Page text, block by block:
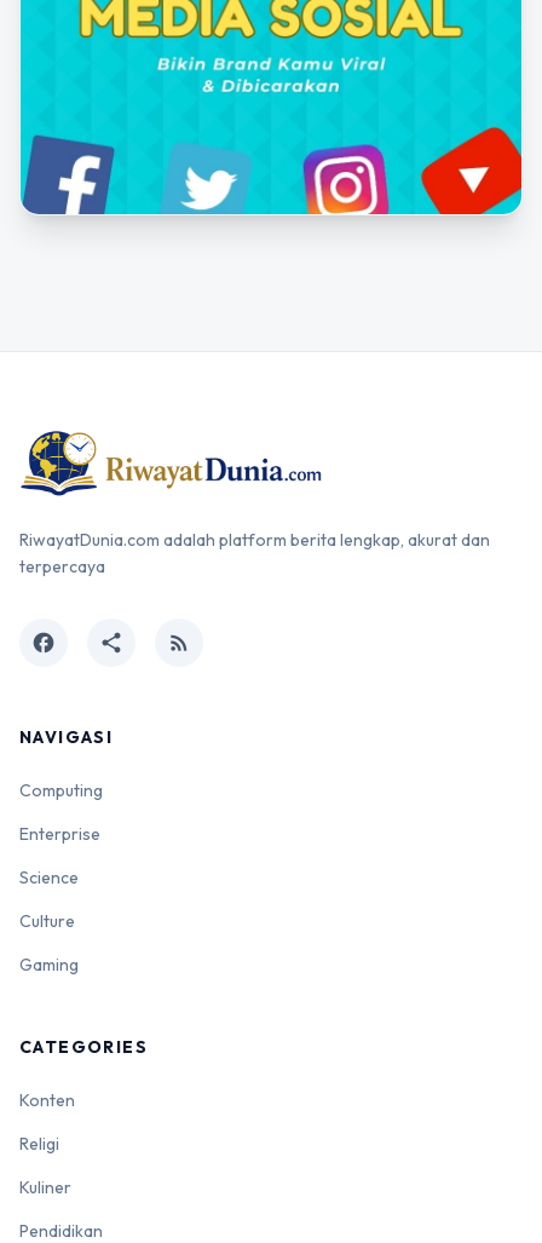
RiwayatDunia.com adalah platform berita lengkap, akurat dan
terpercaya
facebook share rss_feed
NAVIGASI
Computing
Enterprise
Science
Culture
Gaming
CATEGORIES
Konten
Religi
Kuliner
Pendidikan